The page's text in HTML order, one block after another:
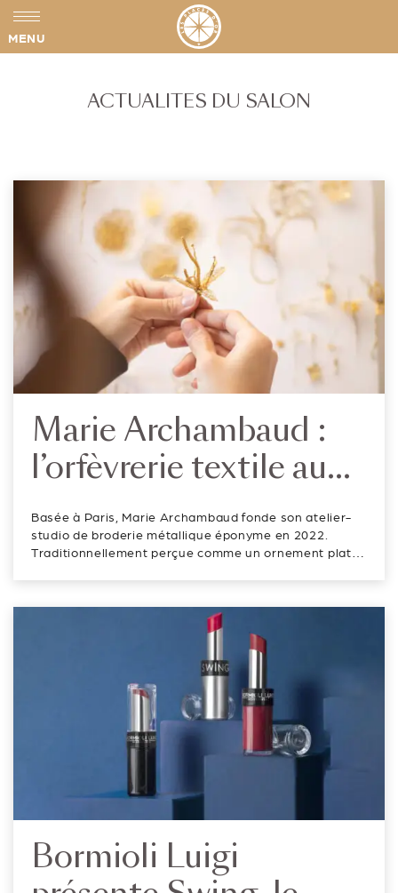
MENU
ACTUALITES DU SALON
Marie Archambaud :
l’orfèvrerie textile au
service du luxe
Basée à Paris, Marie Archambaud fonde son atelier-
studio de broderie métallique éponyme en 2022.
Traditionnellement perçue comme un ornement plat
ville-arsenal de la broderie au fil d’or, à Mum...
Bormioli Luigi